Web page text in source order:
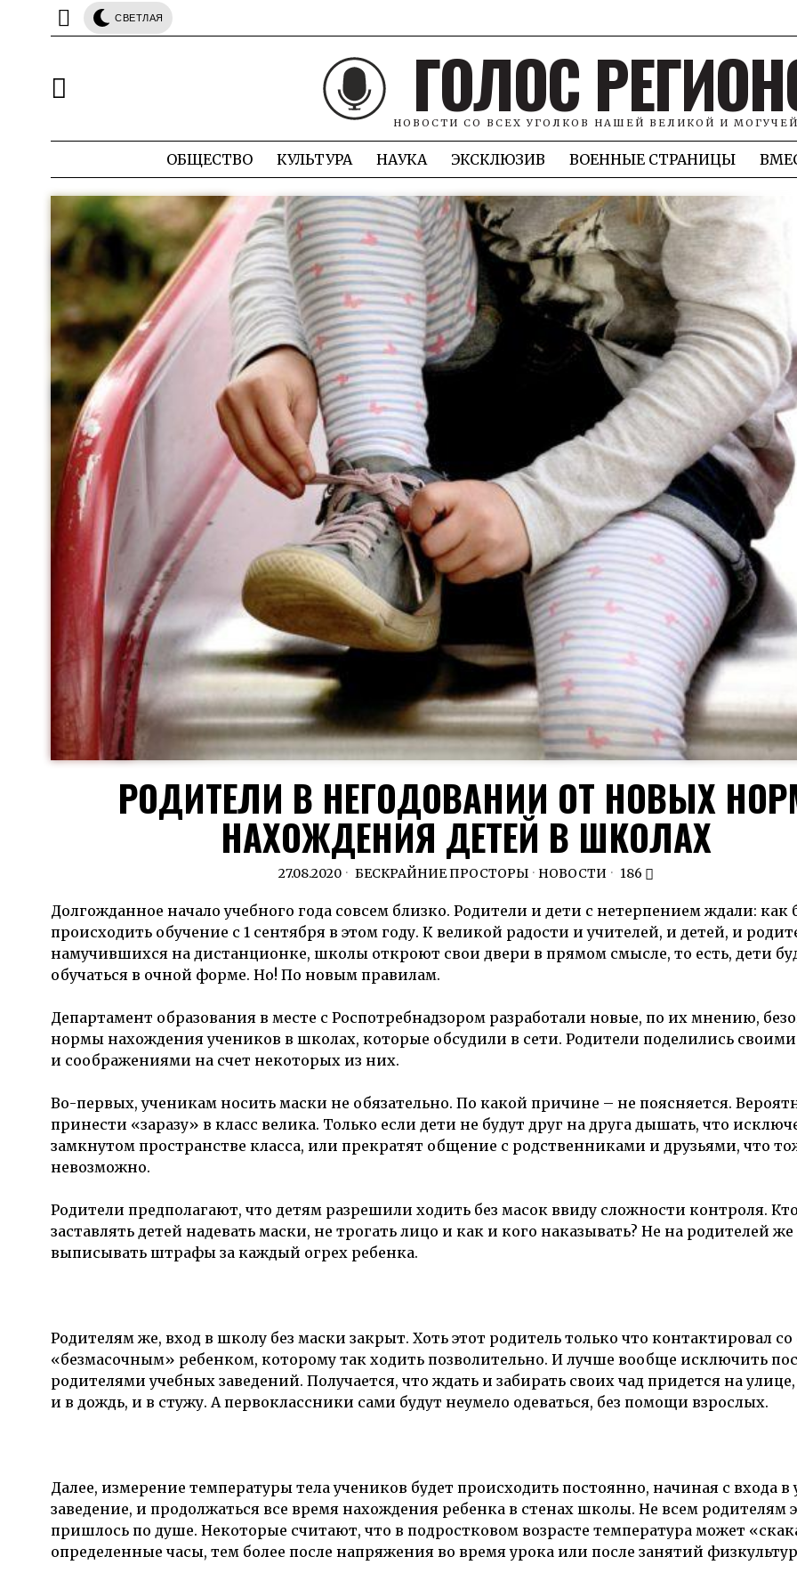
СВЕТЛАЯ
ГОЛОС
НОВОСТИ СО ВСЕХ УГОЛКОВ НАШЕЙ ВЕЛИКОЙ И
ОБЩЕСТВО КУЛЬТУРА НАУКА ЭКСКЛЮЗИВ ВОЕННЫЕ СТРАНИЦЫ
РОДИТЕЛИ В НЕГОДОВАНИИ ОТ НОВЫХ
НАХОЖДЕНИЯ ДЕТЕЙ В ШКОЛАХ
27.08.2020 БЕСКРАЙНИЕ ПРОСТОРЫ · НОВОСТИ 186
Долгожданное начало учебного года совсем близко. Родители и дети с нетерпением ждали: как
происходить обучение с 1 сентября в этом году. К великой радости и учителей, и детей, и
намучившихся на дистанционке, школы откроют свои двери в прямом смысле, то есть, дети
обучаться в очной форме. Но! По новым правилам.
Департамент образования в месте с Роспотребнадзором разработали новые, по их мнению,
нормы нахождения учеников в школах, которые обсудили в сети. Родители поделились
и соображениями на счет некоторых из них.
Во-первых, ученикам носить маски не обязательно. По какой причине – не поясняется.
принести «заразу» в класс велика. Только если дети не будут друг на друга дышать, что
замкнутом пространстве класса, или прекратят общение с родственниками и друзьями, что
невозможно.
Родители предполагают, что детям разрешили ходить без масок ввиду сложности контроля.
заставлять детей надевать маски, не трогать лицо и как и кого наказывать? Не на родителей же
выписывать штрафы за каждый огрех ребенка.
Родителям же, вход в школу без маски закрыт. Хоть этот родитель только что контактировал
«безмасочным» ребенком, которому так ходить позволительно. И лучше вообще исключить
родителями учебных заведений. Получается, что ждать и забирать своих чад придется на
и в дождь, и в стужу. А первоклассники сами будут неумело одеваться, без помощи взрослых.
Далее, измерение температуры тела учеников будет происходить постоянно, начиная с входа в
заведение, и продолжаться все время нахождения ребенка в стенах школы. Не всем родителям
пришлось по душе. Некоторые считают, что в подростковом возрасте температура может
определенные часы, тем более после напряжения во время урока или после занятий